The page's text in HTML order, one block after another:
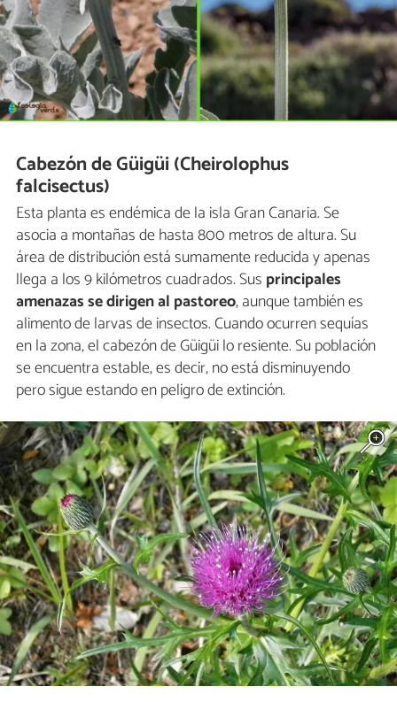
Cabezón de Güigüi (Cheirolophus
falcisectus)
Esta planta es endémica de la isla Gran Canaria. Se
asocia a montañas de hasta 800 metros de altura. Su
área de distribución está sumamente reducida y apenas
llega a los 9 kilómetros cuadrados. Sus principales
amenazas se dirigen al pastoreo, aunque también es
alimento de larvas de insectos. Cuando ocurren sequías
en la zona, el cabezón de Güigüi lo resiente. Su población
se encuentra estable, es decir, no está disminuyendo
pero sigue estando en peligro de extinción.